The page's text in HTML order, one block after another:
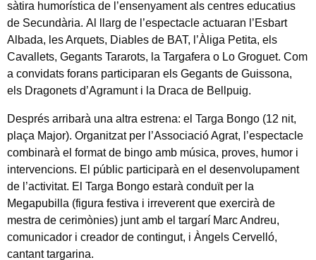
sàtira humorística de l’ensenyament als centres educatius
de Secundària. Al llarg de l’espectacle actuaran l’Esbart
Albada, les Arquets, Diables de BAT, l’Àliga Petita, els
Cavallets, Gegants Tararots, la Targafera o Lo Groguet. Com
a convidats forans participaran els Gegants de Guissona,
els Dragonets d’Agramunt i la Draca de Bellpuig.
Després arribarà una altra estrena: el Targa Bongo (12 nit,
plaça Major). Organitzat per l’Associació Agrat, l’espectacle
combinarà el format de bingo amb música, proves, humor i
intervencions. El públic participarà en el desenvolupament
de l’activitat. El Targa Bongo estarà conduït per la
Megapubilla (figura festiva i irreverent que exercirà de
mestra de cerimònies) junt amb el targarí Marc Andreu,
comunicador i creador de contingut, i Àngels Cervelló,
cantant targarina.